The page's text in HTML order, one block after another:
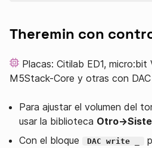
Theremin con
Placas: Citilab ED1, micro:bit
M5Stack-Core y otras con
Para ajustar el volumen del
usar la biblioteca
Con el bloque
DAC write _